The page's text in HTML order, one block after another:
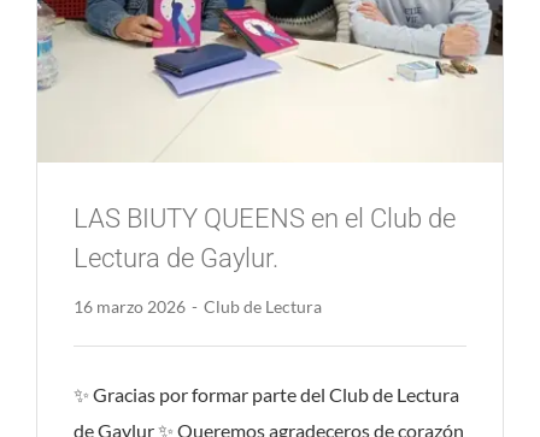
LAS BIUTY QUEENS en el Club de
Lectura de Gaylur.
16 marzo 2026 - Club de Lectura
✨ Gracias por formar parte del Club de Lectura
de Gaylur ✨ Queremos agradeceros de corazón